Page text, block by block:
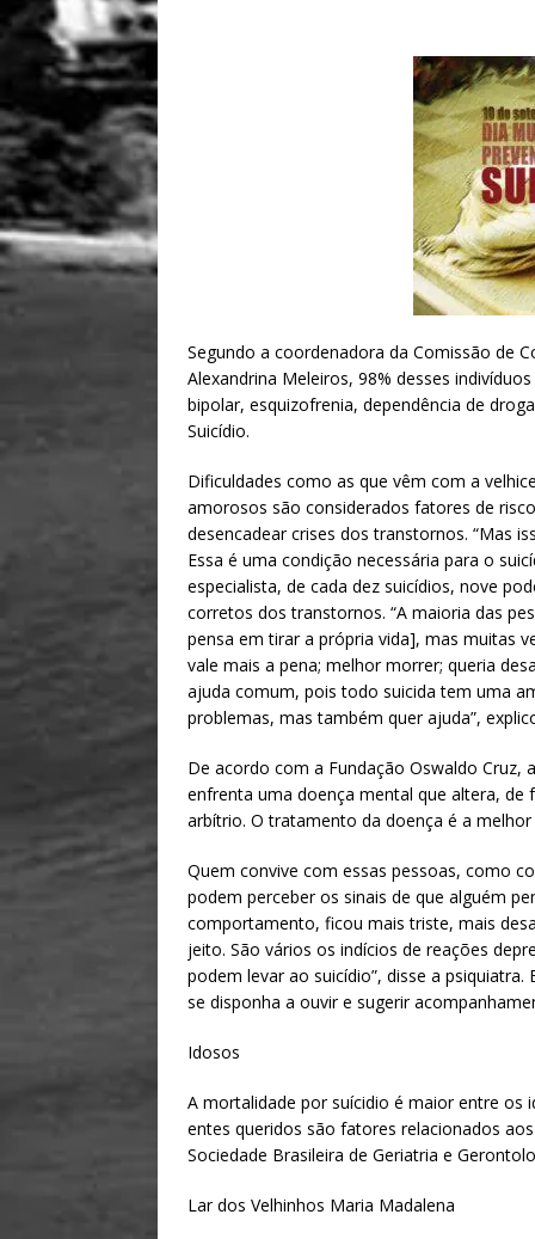
Segundo a coordenadora da Comissão de
Alexandrina Meleiros, 98% desses
bipolar, esquizofrenia, dependência de
Suicídio.
Dificuldades como as que vêm com a
amorosos são considerados fatores de
desencadear crises dos transtornos. “Mas
Essa é uma condição necessária para o
especialista, de cada dez suicídios, nove
corretos dos transtornos. “A maioria das
pensa em tirar a própria vida], mas muitas
vale mais a pena; melhor morrer; queria
ajuda comum, pois todo suicida tem uma
problemas, mas também quer ajuda”,
De acordo com a Fundação Oswaldo Cruz,
enfrenta uma doença mental que altera,
arbítrio. O tratamento da doença é a
Quem convive com essas pessoas, como
podem perceber os sinais de que alguém
comportamento, ficou mais triste, mais
jeito. São vários os indícios de reações
podem levar ao suicídio”, disse a
se disponha a ouvir e sugerir
Idosos
A mortalidade por suícidio é maior entre os
entes queridos são fatores relacionados
Sociedade Brasileira de Geriatria e
Lar dos Velhinhos Maria Madalena